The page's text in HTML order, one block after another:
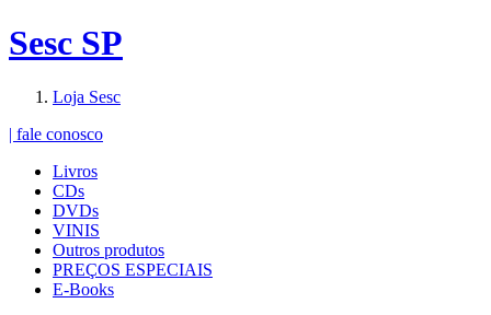
Sesc SP
Loja Sesc
| fale conosco
Livros
CDs
DVDs
VINIS
Outros produtos
PREÇOS ESPECIAIS
E-Books